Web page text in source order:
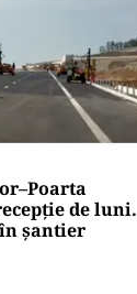
de luni.
șantier